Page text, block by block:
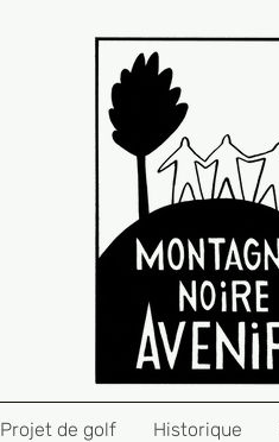
Projet de golf Historique